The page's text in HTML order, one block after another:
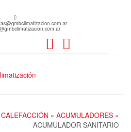
CALEFACCIÓN » ACUMULADORES »
ACUMULADOR SANITARIO